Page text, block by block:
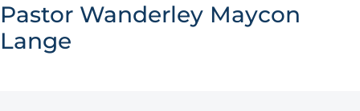
Pastor Wanderley Maycon
Lange